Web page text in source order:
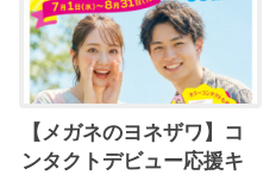
【メガネのヨネザワ】コ
ンタクトデビュー応援キ